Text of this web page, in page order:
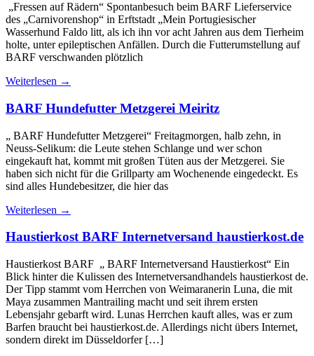
„Fressen auf Rädern“ Spontanbesuch beim BARF Lieferservice
des „Carnivorenshop“ in Erftstadt „Mein Portugiesischer
Wasserhund Faldo litt, als ich ihn vor acht Jahren aus dem Tierheim
holte, unter epileptischen Anfällen. Durch die Futterumstellung auf
BARF verschwanden plötzlich
Weiterlesen →
BARF Hundefutter Metzgerei Meiritz
„ BARF Hundefutter Metzgerei“ Freitagmorgen, halb zehn, in
Neuss-Selikum: die Leute stehen Schlange und wer schon
eingekauft hat, kommt mit großen Tüten aus der Metzgerei. Sie
haben sich nicht für die Grillparty am Wochenende eingedeckt. Es
sind alles Hundebesitzer, die hier das
Weiterlesen →
Haustierkost BARF Internetversand haustierkost.de
Haustierkost BARF „ BARF Internetversand Haustierkost“ Ein
Blick hinter die Kulissen des Internetversandhandels haustierkost de.
Der Tipp stammt vom Herrchen von Weimaranerin Luna, die mit
Maya zusammen Mantrailing macht und seit ihrem ersten
Lebensjahr gebarft wird. Lunas Herrchen kauft alles, was er zum
Barfen braucht bei haustierkost.de. Allerdings nicht übers Internet,
sondern direkt im Düsseldorfer […]